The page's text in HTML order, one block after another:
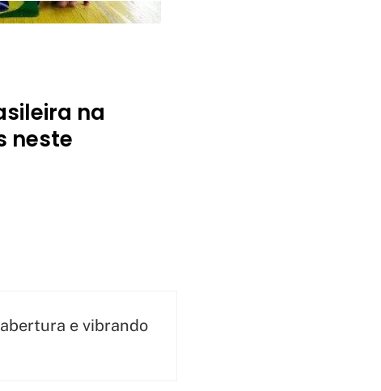
na
neste
e vibrando